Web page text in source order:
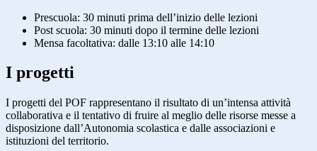
Prescuola: 30 minuti prima dell’inizio delle lezioni
Post scuola: 30 minuti dopo il termine delle lezioni
Mensa facoltativa: dalle 13:10 alle 14:10
I progetti
I progetti del POF rappresentano il risultato di un’intensa attività
collaborativa e il tentativo di fruire al meglio delle risorse messe a
disposizione dall’Autonomia scolastica e dalle associazioni e
istituzioni del territorio.